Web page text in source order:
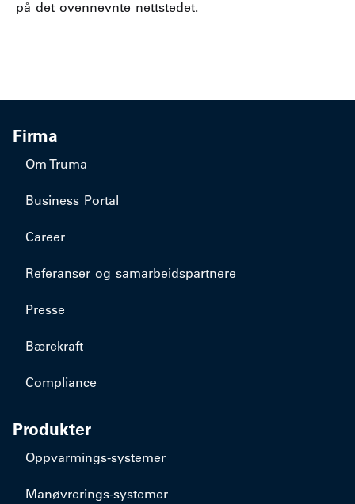
på det ovennevnte nettstedet.
Firma
Om Truma
Business Portal
Career
Referanser og samarbeidspartnere
Presse
Bærekraft
Compliance
Produkter
​Oppvarmings-systemer
​Manøvrerings-systemer